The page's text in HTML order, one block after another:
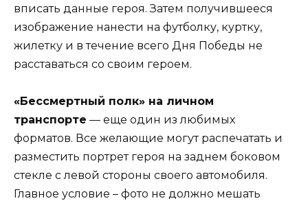
вписать данные героя. Затем получившееся
изображение нанести на футболку, куртку,
жилетку и в течение всего Дня Победы не
расставаться со своим героем.
«Бессмертный полк» на личном
транспорте — еще один из любимых
форматов. Все желающие могут распечатать и
разместить портрет героя на заднем боковом
стекле с левой стороны своего автомобиля.
Главное условие – фото не должно мешать